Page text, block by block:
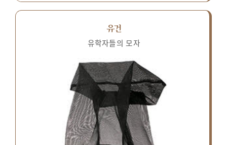
유건
유학자들의 모자